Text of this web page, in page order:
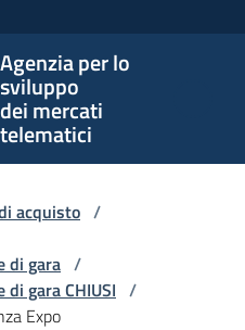
Agenzia per lo
sviluppo
dei mercati
telematici
acquisto /
di gara /
gara CHIUSI /
Expo